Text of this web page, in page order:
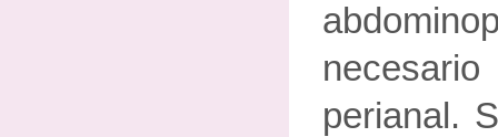
perianal.